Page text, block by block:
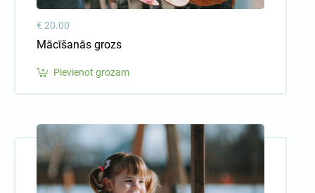
€ 20.00
Mācīšanās grozs
Pievienot grozam